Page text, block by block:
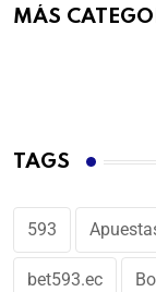
MÁS
TAGS
593
bet593.ec